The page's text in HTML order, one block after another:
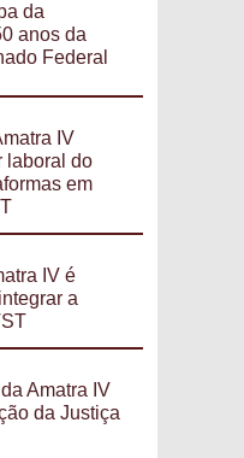
da
anos da
Federal
IV
laboral do
em
IV é
a
Amatra IV
da Justiça